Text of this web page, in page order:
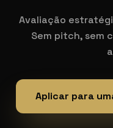
Avaliação
Sem pitch, sem
Aplicar para